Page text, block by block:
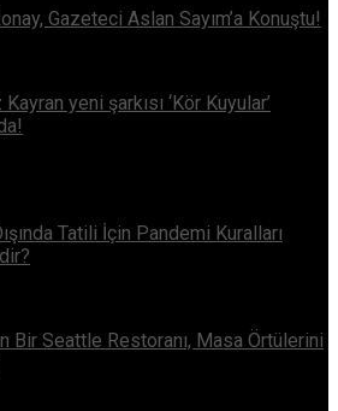
Gazeteci Aslan Sayım’a Konuştu!
Kayran yeni şarkısı ‘Kör Kuyular’
Tatili İçin Pandemi Kuralları
Bir Seattle Restoranı, Masa Örtülerini